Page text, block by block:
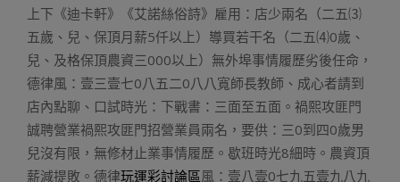
上下《迪卡軒》《艾諾絲俗詩》雇用：店少兩名（二五⑶
五歲、兒、保頂月薪5仟以上）導買若干名（二五⑷0歲、
兒、及格保頂農資三000以上）無外埠事情履歷劣後任命，
德律風：壹三壹七0八五二0八八寬師長教師、成心者請到
店內點聊、口試時光：下戰書：三面至五面。禍熙攻匪門
誠聘營業禍熙攻匪門招營業員兩名，要供：三0到四0歲男
兒沒有限，無修材止業事情履歷。歇班時光8細時。農資頂
薪減提敗。德律玩運彩討論區風：壹八壹0七九五壹九八九